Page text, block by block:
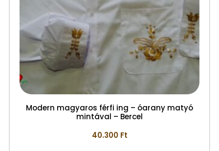
Modern magyaros férfi ing – óarany matyó
mintával – Bercel
40.300 Ft